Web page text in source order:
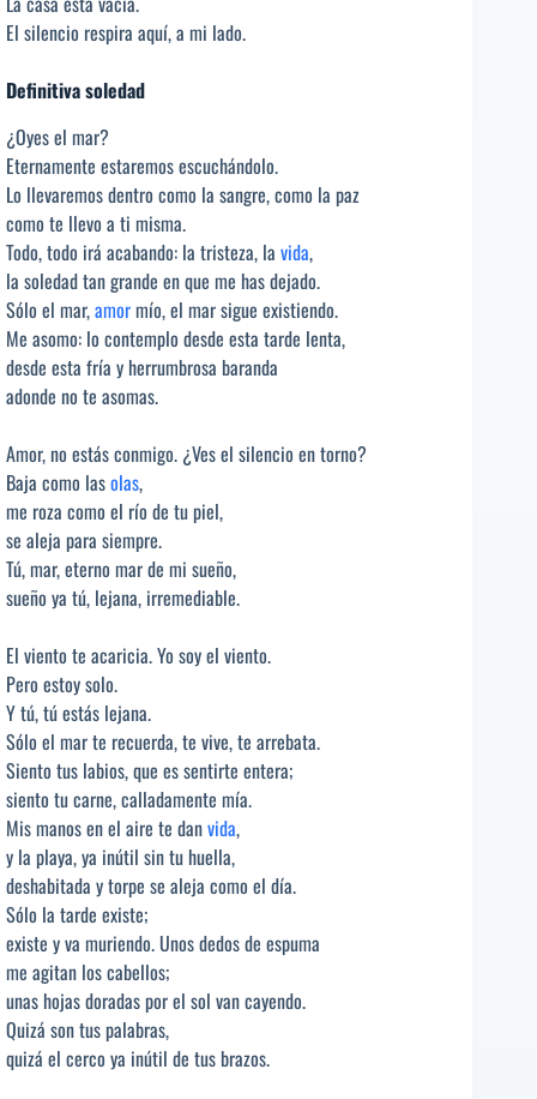
El silencio respira aquí, a mi lado.
Definitiva soledad
¿Oyes el mar?
Eternamente estaremos escuchándolo.
Lo llevaremos dentro como la sangre, como la paz
como te llevo a ti misma.
Todo, todo irá acabando: la tristeza, la vida,
la soledad tan grande en que me has dejado.
Sólo el mar,amormío, el mar sigue existiendo.
Me asomo: lo contemplo desde esta tarde lenta,
desde esta fría y herrumbrosa baranda
adonde no te asomas.
Amor, no estás conmigo. ¿Ves el silencio en torno?
Baja como lasolas,
me roza como el río de tu piel,
se aleja para siempre.
Tú, mar, eterno mar de mi sueño,
sueño ya tú, lejana, irremediable.
El viento te acaricia. Yo soy el viento.
Pero estoy solo.
Y tú, tú estás lejana.
Sólo el mar te recuerda, te vive, te arrebata.
Siento tus labios, que es sentirte entera;
siento tu carne, calladamente mía.
Mis manos en el aire te danvida,
y la playa, ya inútil sin tu huella,
deshabitada y torpe se aleja como el día.
Sólo la tarde existe;
existe y va muriendo. Unos dedos de espuma
me agitan los cabellos;
unas hojas doradas por el sol van cayendo.
Quizá son tus palabras,
quizá el cerco ya inútil de tus brazos.